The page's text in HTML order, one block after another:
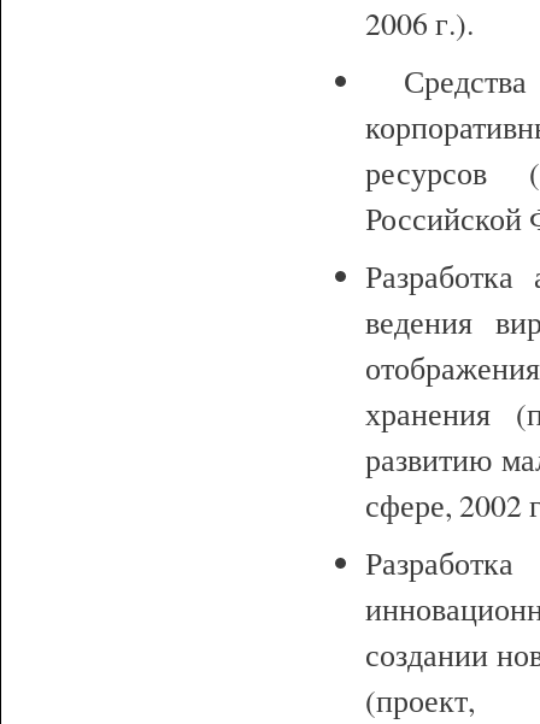
2006 г.).
ресурсов
Российской
Разработка
ведения
хранения
развитию
сфере, 2002
создании
(проект,